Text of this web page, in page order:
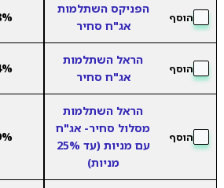
הוסף
הפניקס השתלמות
אג"ח סחיר
הוסף
הראל השתלמות
אג"ח סחיר
הוסף
הראל השתלמות
מסלול סחיר- אג"ח
עם מניות (עד 25%
מניות)